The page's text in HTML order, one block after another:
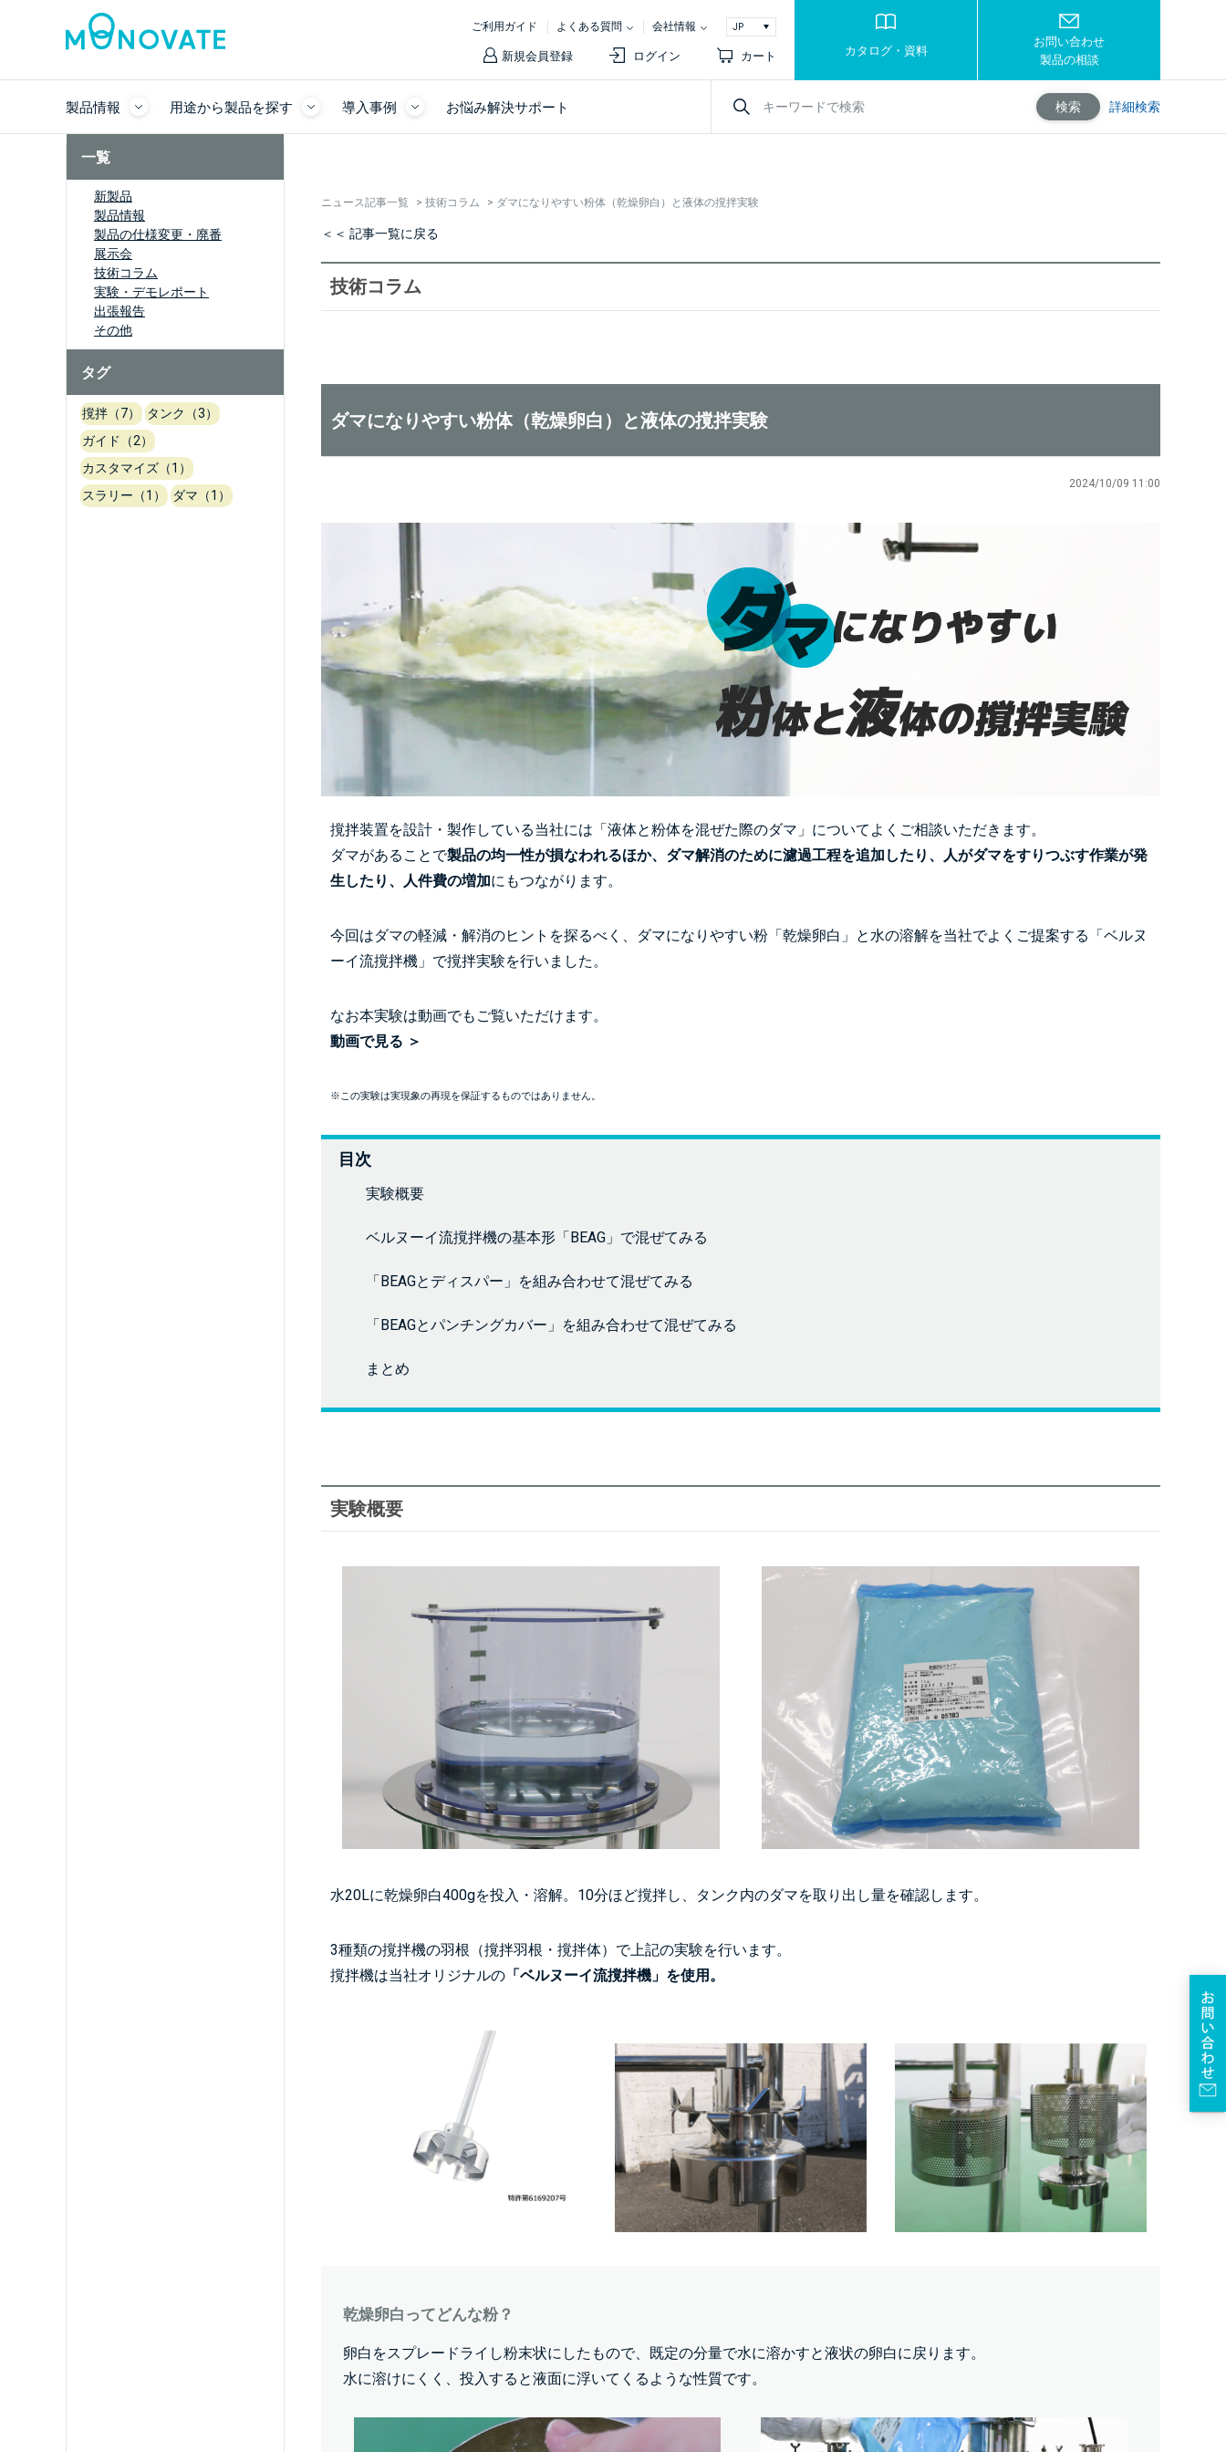
ご利用ガイド よくある質問 会社情報
新規会員登録 ログイン カート カタログ・資料
お問い合わせ
製品の相談
製品情報 用途から製品を探す 導入事例 お悩み解決サポート 検索 詳細検索
一覧
新製品
製品情報
製品の仕様変更・廃番
展示会
技術コラム
実験・デモレポート
出張報告
その他
タグ
撹拌（7）
タンク（3）
ガイド（2）
カスタマイズ（1）
スラリー（1）
ダマ（1）
ニュース記事一覧 > 技術コラム > ダマになりやすい粉体（乾燥卵白）と液体の撹拌実験
＜＜ 記事一覧に戻る
技術コラム
ダマになりやすい粉体（乾燥卵白）と液体の撹拌実験
2024/10/09 11:00
撹拌装置を設計・製作している当社には「液体と粉体を混ぜた際のダマ」についてよくご相談いただきます。
ダマがあることで製品の均一性が損なわれるほか、ダマ解消のために濾過工程を追加したり、人がダマをすりつぶす作業が発
生したり、人件費の増加にもつながります。
今回はダマの軽減・解消のヒントを探るべく、ダマになりやすい粉「乾燥卵白」と水の溶解を当社でよくご提案する「ベルヌ
ーイ流撹拌機」で撹拌実験を行いました。
なお本実験は動画でもご覧いただけます。
動画で見る ＞
※この実験は実現象の再現を保証するものではありません。
目次
実験概要
ベルヌーイ流撹拌機の基本形「BEAG」で混ぜてみる
「BEAGとディスパー」を組み合わせて混ぜてみる
「BEAGとパンチングカバー」を組み合わせて混ぜてみる
まとめ
実験概要
水20Lに乾燥卵白400gを投入・溶解。10分ほど撹拌し、タンク内のダマを取り出し量を確認します。
3種類の撹拌機の羽根（撹拌羽根・撹拌体）で上記の実験を行います。
撹拌機は当社オリジナルの 「ベルヌーイ流撹拌機」を使用。
乾燥卵白ってどんな粉？
卵白をスプレードライし粉末状にしたもので、既定の分量で水に溶かすと液状の卵白に戻ります。
水に溶けにくく、投入すると液面に浮いてくるような性質です。